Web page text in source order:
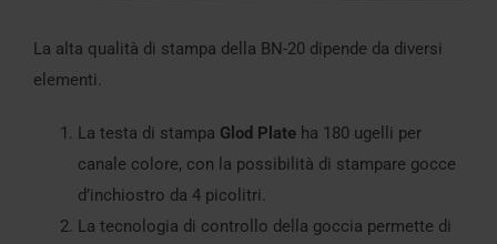
La alta qualità di stampa della BN-20 dipende da diversi
elementi.
La testa di stampa Glod Plate ha 180 ugelli per
canale colore, con la possibilità di stampare gocce
d’inchiostro da 4 picolitri.
La tecnologia di controllo della goccia permette di